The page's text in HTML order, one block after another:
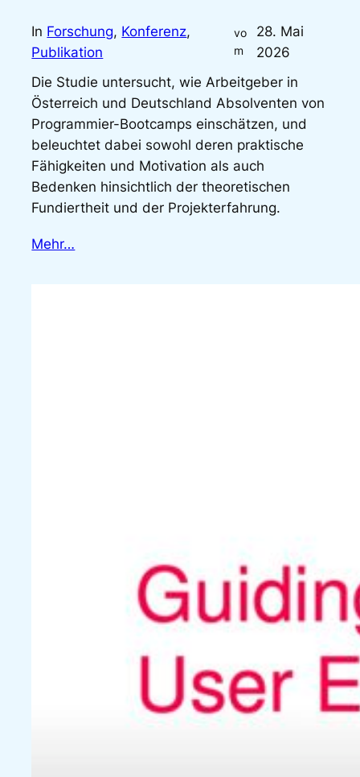
In Forschung, Konferenz
Publikation
vo
m
28. Mai
2026
Die Studie untersucht, wie Arbeitgeber in
Österreich und Deutschland Absolventen von
Programmier-Bootcamps einschätzen, und
beleuchtet dabei sowohl deren praktische
Fähigkeiten und Motivation als auch
Bedenken hinsichtlich der theoretischen
Fundiertheit und der Projekterfahrung.
Mehr…